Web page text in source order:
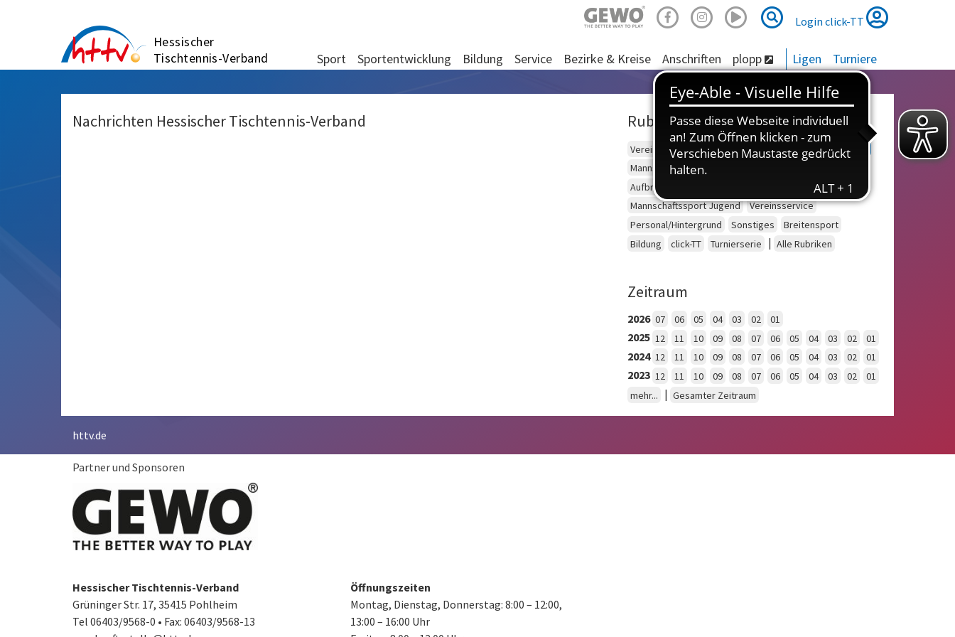
Hessischer
Tischtennis-Verband
Suche
Suche
Login click-TT
Sport Sportentwicklung Bildung Service Bezirke & Kreise Anschriften plopp Ligen Turniere
Nachrichten Hessischer Tischtennis-Verband Rubriken
Vereinsberatung Schulsport
Einzelsport Erwachsene
Mannschaftssport Erwachsene
Aufbruch
Mannschaftssport Jugend
Vereinsservice
Personal/Hintergrund
Sonstiges
Breitensport
Bildung
click-TT Turnierserie | Alle Rubriken
Zeitraum
2026 07 06 05 04 03 02 01
2025 12 11 10 09 08 07 06 05 04 03 02 01
2024 12 11 10 09 08 07 06 05 04 03 02 01
2023 12 11 10 09 08 07 06 05 04 03 02
01
mehr...
| Gesamter Zeitraum
httv.de
Partner und Sponsoren
Hessischer Tischtennis-Verband
Grüninger Str. 17, 35415 Pohlheim
Tel 06403/9568-0 • Fax: 06403/9568-13
Öffnungszeiten
Montag, Dienstag, Donnerstag: 8:00 – 12:00,
13:00 – 16:00 Uhr